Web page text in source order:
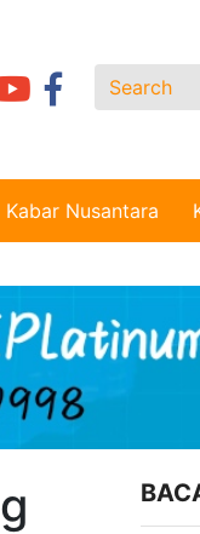
Kabar Nusantara